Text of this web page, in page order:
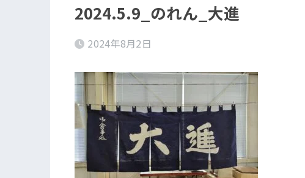
2024.5.9_のれん_大進
2024年8月2日